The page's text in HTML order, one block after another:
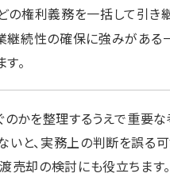
の権利義務を一括して引
続性の確保に強みがある
。
かを整理するうえで重要な
と、実務上の判断を誤る
売却の検討にも役立ちます。